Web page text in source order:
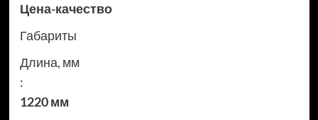
Цена-качество
Габариты
Длина, мм
:
1220 мм